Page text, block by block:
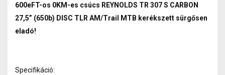
600eFT-os 0KM-es csúcs REYNOLDS TR 307 S CARBON
27,5” (650b) DISC TLR AM/Trail MTB kerékszett sürgősen
eladó!
Specifikáció: